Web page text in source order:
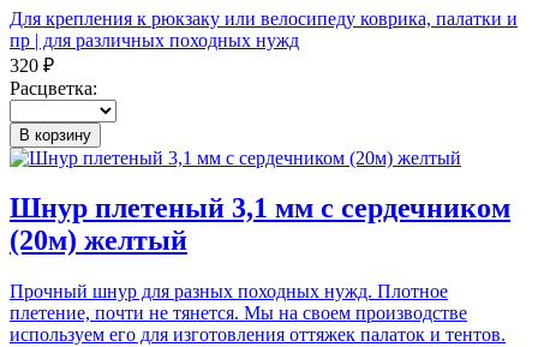
Для крепления к рюкзаку или велосипеду коврика, палатки и
пр | для различных походных нужд
320 ₽
Расцветка:
В корзину
Шнур плетеный 3,1 мм с сердечником
(20м) желтый
Прочный шнур для разных походных нужд. Плотное
плетение, почти не тянется. Мы на своем производстве
используем его для изготовления оттяжек палаток и тентов.